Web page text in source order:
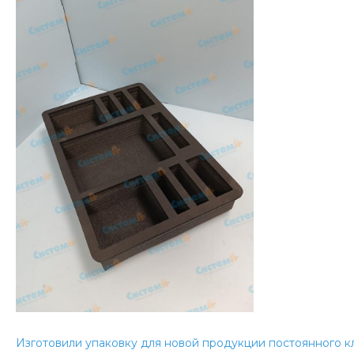
Изготовили упаковку для новой продукции постоянного